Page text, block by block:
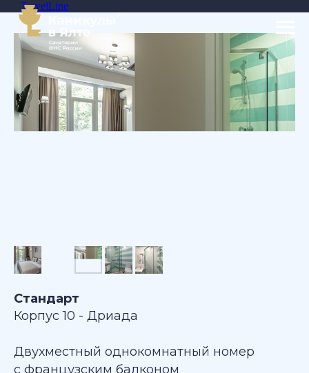
TravelLine
Стандарт
Корпус 10 - Дриада
Двухместный однокомнатный номер
с французским балконом